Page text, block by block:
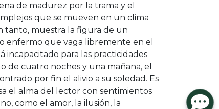
de madurez por la trama y el
que se mueven en un clima
tanto, muestra la figura de un
enfermo que vaga libremente en el
incapacitado para las practicidades
de cuatro noches y una mañana, el
por fin el alivio a su soledad. Es
el alma del lector con sentimientos
como el amor, la ilusión, la